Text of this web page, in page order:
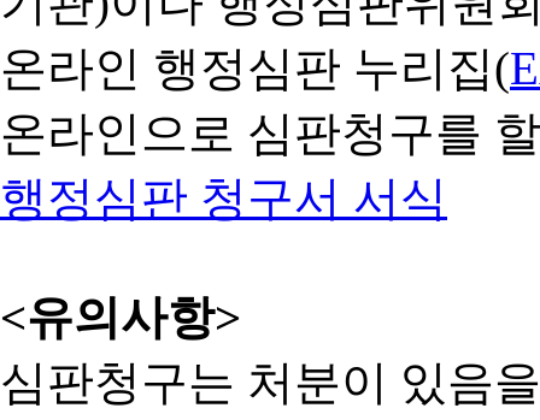
온라인 행정심판 누리집(
온라인으로 심판청구를
행정심판 청구서 서식
<유의사항>
심판청구는 처분이 있음